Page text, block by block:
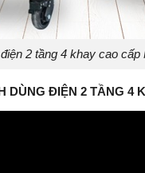
2 tầng 4 khay cao
DÙNG ĐIỆN 2 TẦNG 4